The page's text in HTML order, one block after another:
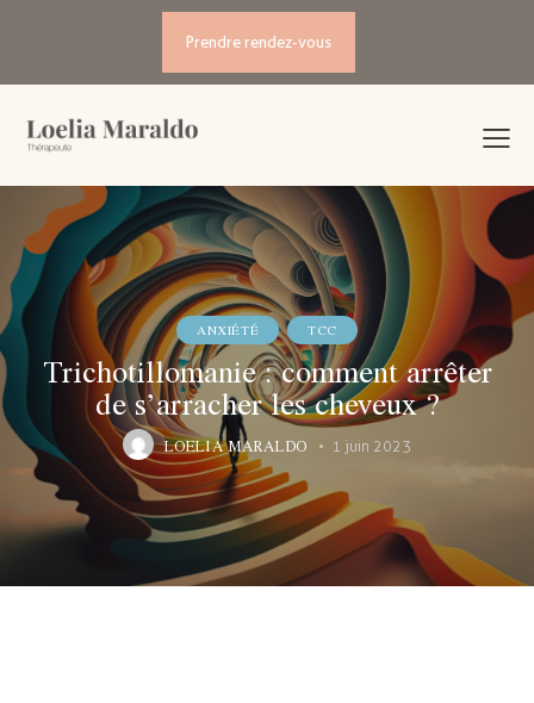
Prendre rendez-vous
ANXIÉTÉ TCC
Trichotillomanie : comment arrêter
de s’arracher les cheveux ?
LOELIA MARALDO 1 juin 2023